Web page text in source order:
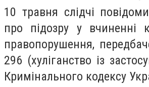
10 травня слідчі
про підозру у вчиненні
правопорушення,
296 (хуліганство із
Кримінального кодексу